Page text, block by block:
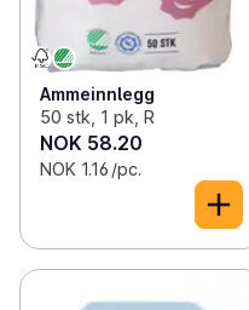
Ammeinnlegg
50 stk, 1 pk, R
NOK 58.20
NOK 1.16 /pc.